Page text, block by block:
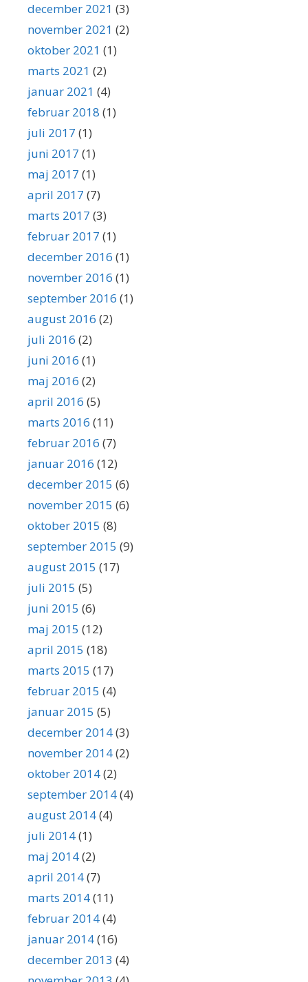
december 2021 (3)
november 2021 (2)
oktober 2021 (1)
marts 2021 (2)
januar 2021 (4)
februar 2018 (1)
juli 2017 (1)
juni 2017 (1)
maj 2017 (1)
april 2017 (7)
marts 2017 (3)
februar 2017 (1)
december 2016 (1)
november 2016 (1)
september 2016 (1)
august 2016 (2)
juli 2016 (2)
juni 2016 (1)
maj 2016 (2)
april 2016 (5)
marts 2016 (11)
februar 2016 (7)
januar 2016 (12)
december 2015 (6)
november 2015 (6)
oktober 2015 (8)
september 2015 (9)
august 2015 (17)
juli 2015 (5)
juni 2015 (6)
maj 2015 (12)
april 2015 (18)
marts 2015 (17)
februar 2015 (4)
januar 2015 (5)
december 2014(3)
november 2014(2)
oktober 2014(2)
september 2014(4)
august 2014(4)
juli 2014(1)
maj 2014(2)
april 2014(7)
marts 2014(11)
februar 2014(4)
januar 2014(16)
december 2013 (4)